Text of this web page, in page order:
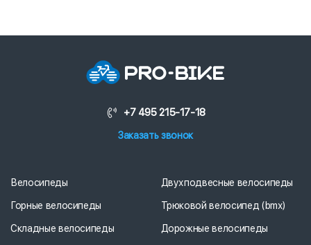
+7 495 215-17-18
Заказать звонок
Велосипеды
Горные велосипеды
Складные велосипеды
Двухподвесные велосипеды
Трюковой велосипед (bmx)
Дорожные велосипеды